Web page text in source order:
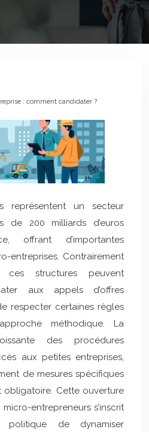
: comment candidater ?
représentent un secteur
de 200 milliards d’euros
offrant d’importantes
entreprises. Contrairement
structures peuvent
aux appels d’offres
respecter certaines règles
méthodique. La
des procédures
aux petites entreprises,
de mesures spécifiques
obligatoire. Cette ouverture
entrepreneurs s’inscrit
de dynamiser